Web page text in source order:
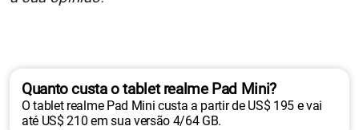
Quanto custa o tablet realme Pad Mini?
O tablet realme Pad Mini custa a partir de US$ 195 e vai
até US$ 210 em sua versão 4/64 GB.